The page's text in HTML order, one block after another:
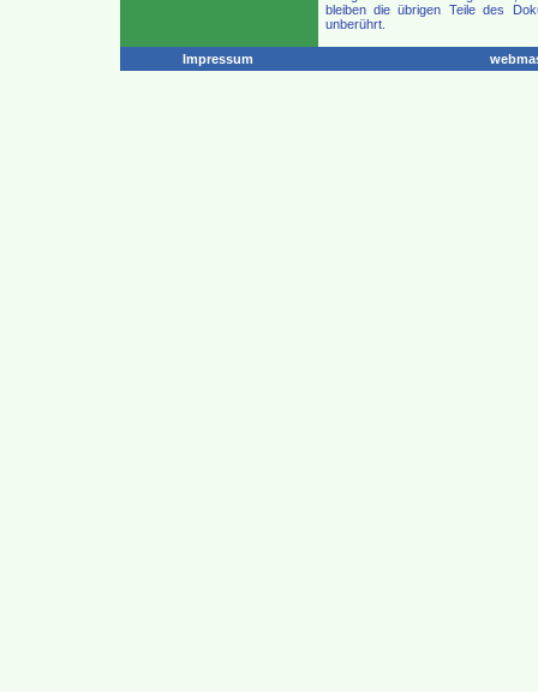
bleiben die übrigen Teile des
unberührt.
Impressum